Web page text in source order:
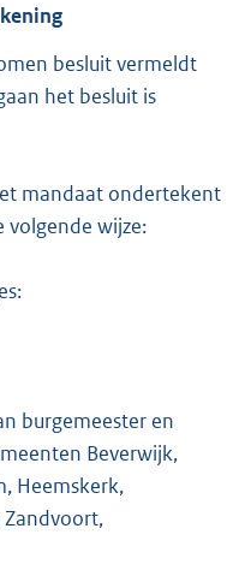
besluit vermeldt
het besluit is
mandaat ondertekent
volgende wijze:
burgemeester en
Beverwijk,
Heemskerk,
Zandvoort,